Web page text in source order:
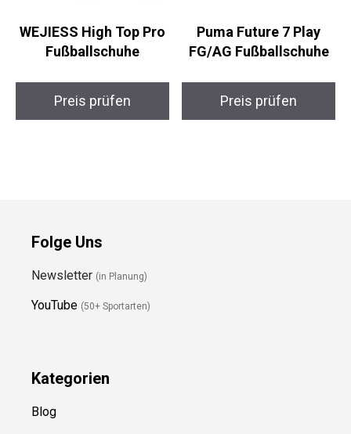
WEJIESS High Top Pro
Fußballschuhe
Preis prüfen
Puma Future 7 Play
FG/AG Fußballschuhe
Preis prüfen
Folge Uns
Newsletter (in Planung)
YouTube (50+ Sportarten)
Kategorien
Blog